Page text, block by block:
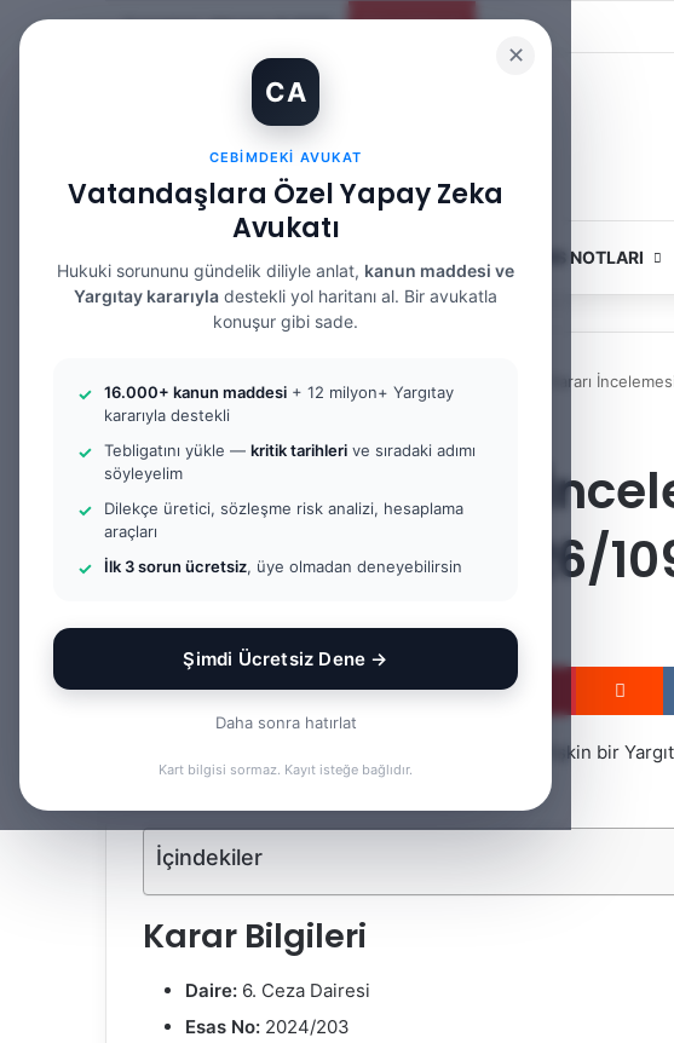
✕
CA
CEBIMDEKI AVUKAT
Vatandaşlara Özel Yapay Zeka
Avukatı
Hukuki sorununu gündelik diliyle anlat, kanun maddesi ve
Yargıtay kararıyla destekli yol haritanı al. Bir avukatla
konuşur gibi sade.
16.000+ kanun maddesi + 12 milyon+ Yargıtay
kararıyla destekli
Tebligatını yükle — kritik tarihleri ve sıradaki adımı
söyleyelim
Dilekçe üretici, sözleşme risk analizi, hesaplama
araçları
İlk 3 sorun ücretsiz, üye olmadan deneyebilirsin
Şimdi Ücretsiz Dene →
Daha sonra hatırlat
Kart bilgisi sormaz. Kayıt isteğe bağlıdır.
Cumartesi, Ağustos 8 2026 Güncel Makale
HUKUK DERS NOTLARI
Yargıtay Kararı
Yargıtay Kararı
Ceza Dairesi 2026/
Av. Gökhan Yağmur
F
o
l
w
n
B
i
e
p
s
ö
d
e
Facebook X Pinterest Reddit
Bu yazıda yargıtay kararı i̇ncelemesi konusuna ilişkin bir
incelenmektedir.
İçindekiler
Karar Bilgileri
Daire: 6. Ceza Dairesi
Esas No: 2024/203